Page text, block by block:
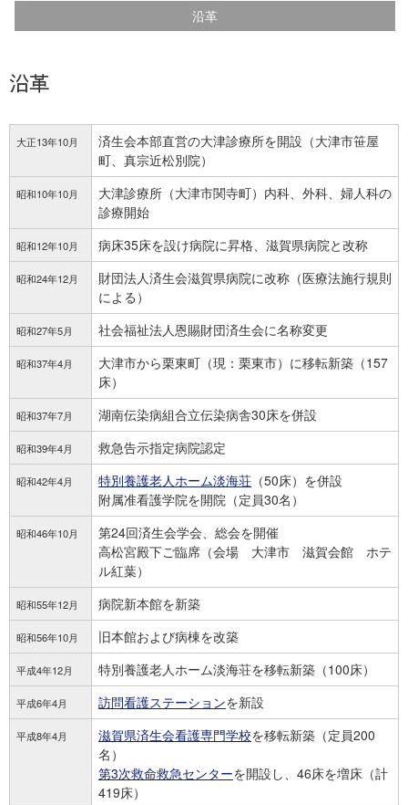
沿革
沿革
大正13年10月
済生会本部直営の大津診療所を開設（大津市笹屋
町、真宗近松別院）
昭和10年10月
大津診療所（大津市関寺町）内科、外科、婦人科の
診療開始
昭和12年10月 病床35床を設け病院に昇格、滋賀県病院と改称
昭和24年12月
財団法人済生会滋賀県病院に改称（医療法施行規則
による）
昭和27年5月 社会福祉法人恩賜財団済生会に名称変更
昭和37年4月
大津市から栗東町（現：栗東市）に移転新築（157
床）
昭和37年7月 湖南伝染病組合立伝染病舎30床を併設
昭和39年4月 救急告示指定病院認定
昭和42年4月 特別養護老人ホーム淡海荘 （50床）を併設
附属准看護学院を開院（定員30名）
昭和46年10月
第24回済生会学会、総会を開催
高松宮殿下ご臨席（会場 大津市 滋賀会館 ホテ
ル紅葉）
昭和55年12月 病院新本館を新築
昭和56年10月 旧本館および病棟を改築
平成4年12月 特別養護老人ホーム淡海荘を移転新築（100床）
平成6年4月 訪問看護ステーションを新設
平成8年4月 滋賀県済生会看護専門学校を移転新築（定員200
名）
第3次救命救急センターを開設し、46床を増床（計
419床）